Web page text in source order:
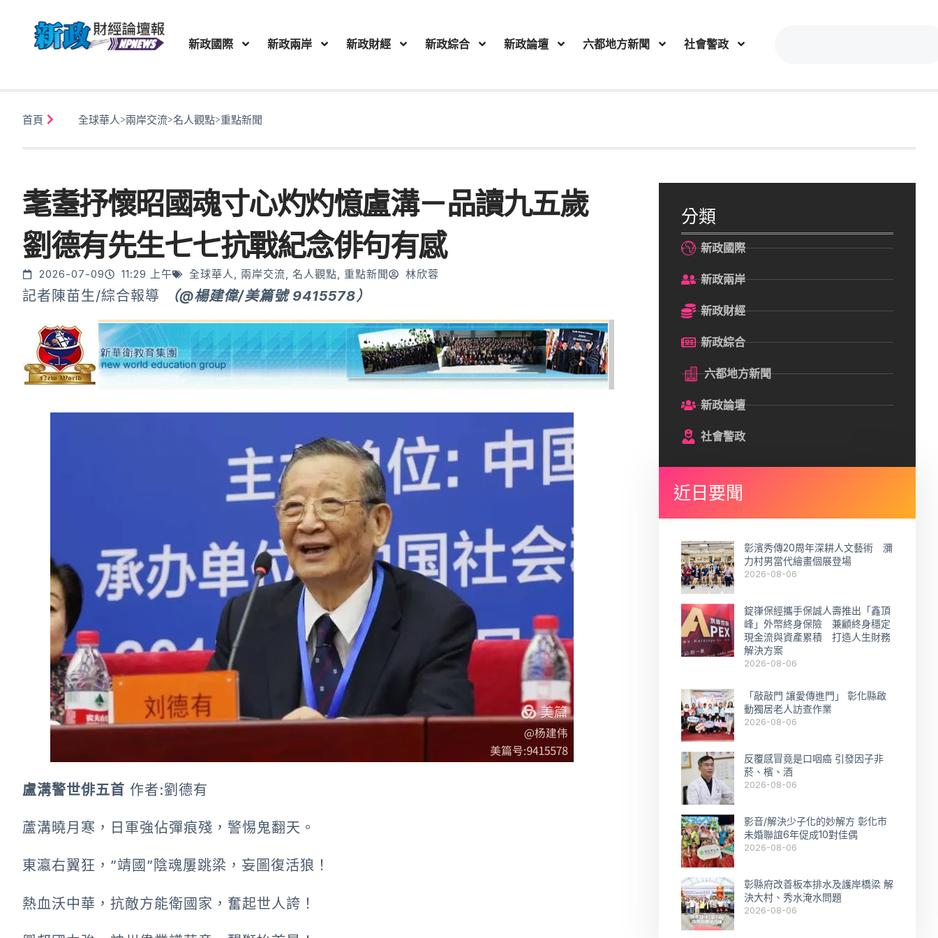
新政國際 新政兩岸 新政財經 新政綜合 新政論壇 六都地方新聞 社會警政
首頁 全球華人>兩岸交流>名人觀點>重點新聞
耄耋抒懷昭國魂寸心灼灼憶盧溝－品讀九五歲
劉德有先生七七抗戰紀念俳句有感
2026-07-09 11:29 上午 全球華人, 兩岸交流, 名人觀點, 重點新聞 林欣蓉
記者陳苗生/綜合報導 （@楊建偉/美篇號 9415578）
盧溝警世俳五首 作者:劉德有
蘆溝曉月寒，日軍強佔彈痕殘，警惕鬼翻天。
東瀛右翼狂，”靖國”陰魂屢跳梁，妄圖復活狼！
熱血沃中華，抗敵方能衛國家，奮起世人誇！
分類
新政國際
新政兩岸
新政財經
新政綜合
六都地方新聞
新政論壇
社會警政
近日要聞
彰濱秀傳20周年深耕人文藝術 瀰
力村男當代繪畫個展登場
2026-08-06
錠嵂保經攜手保誠人壽推出「鑫頂
峰」外幣終身保險 兼顧終身穩定
現金流與資產累積 打造人生財務
解決方案
2026-08-06
「敲敲門 讓愛傳進門」 彰化縣啟
動獨居老人訪查作業
2026-08-06
反覆感冒竟是口咽癌 引發因子非
菸、檳、酒
2026-08-06
影音/解決少子化的妙解方 彰化市
未婚聯誼6年促成10對佳偶
2026-08-06
彰縣府改善板本排水及護岸橋梁 解
決大村、秀水淹水問題
2026-08-06